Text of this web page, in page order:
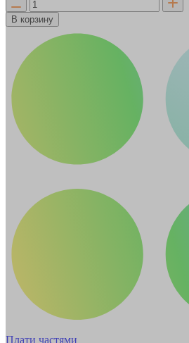
В корзину
Плати частями